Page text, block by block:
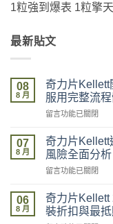
1粒強到爆表 1粒擎
最新貼文
08
8 月
奇力片Kellett
服用完整流
在
力
片
Kellett
開
到
貨
全
留言功能已關閉
07
8 月
奇力片Kellett
風險全面分析
在
力
片
Kellett
留言功能已關閉
06
8 月
奇力片Kellett
裝折扣與最